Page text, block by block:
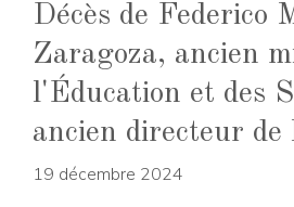
Décès de Federico
Zaragoza, ancien
l'Éducation et des
ancien directeur
19 décembre 2024